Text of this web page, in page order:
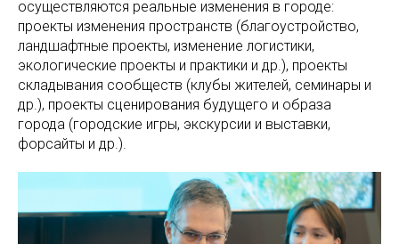
осуществляются реальные изменения в городе:
проекты изменения пространств (благоустройство,
ландшафтные проекты, изменение логистики,
экологические проекты и практики и др.), проекты
складывания сообществ (клубы жителей, семинары и
др.), проекты сценирования будущего и образа
города (городские игры, экскурсии и выставки,
форсайты и др.).